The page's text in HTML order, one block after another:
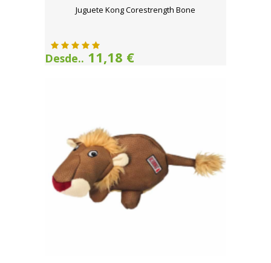
Juguete Kong Corestrength Bone
Desde.. 11,18 €